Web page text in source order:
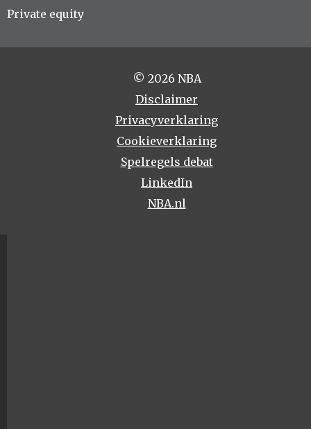
Private equity
© 2026 NBA
Disclaimer
Privacyverklaring
Cookieverklaring
Spelregels debat
LinkedIn
NBA.nl